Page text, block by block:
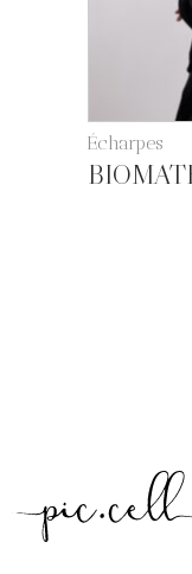
Écharpes